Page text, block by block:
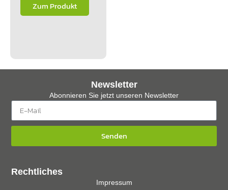
Zum Produkt
Rechtliches
Impressum
Newsletter
Abonnieren Sie jetzt unseren Newsletter
Senden